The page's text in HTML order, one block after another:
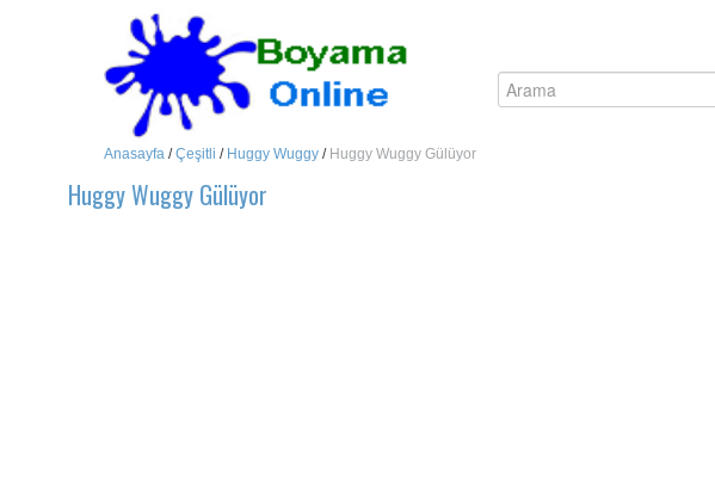
Anasayfa /Çeşitli / Huggy Wuggy / Huggy Wuggy Gülüyor
Huggy Wuggy Gülüyor